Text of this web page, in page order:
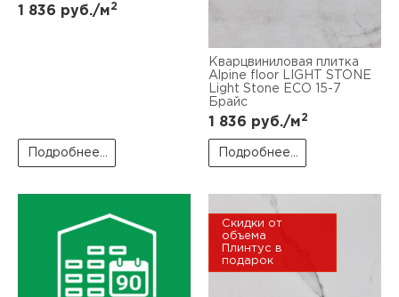
1 836 руб./м2
Подробнее...
Кварцвиниловая плитка
Alpine floor LIGHT STONE
Light Stone ЕСО 15-7
Брайс
1 836 руб./м2
Подробнее...
Скидки от
объема
Плинтус в
подарок